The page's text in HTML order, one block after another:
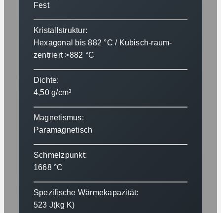
Fest
Kristallstruktur:
Hexagonal bis 882 °C / Kubisch-raum-
zentriert >882 °C
Dichte:
4,50 g/cm³
Magnetismus:
Paramagnetisch
Schmelzpunkt:
1668 °C
Spezifische Wärmekapazität:
523 J(kg K)